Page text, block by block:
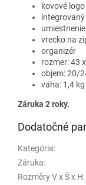
kovové logo
integrovaný
vrecko na
organizér
rozmer: 43
objem: 20/
váha: 1,4 kg
Záruka 2 roky.
Dodatočné
Kategória:
Záruka:
Rozměry V x Š x H: